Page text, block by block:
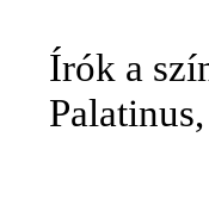
Írók a